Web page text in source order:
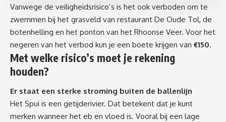
Vanwege de veiligheidsrisico’s is het ook verboden om te
zwemmen bij het grasveld van restaurant De Oude Tol, de
botenhelling en het ponton van het Rhoonse Veer. Voor het
negeren van het verbod kun je een boete krijgen van €150.
Met welke risico’s moet je rekening
houden?
Er staat een sterke stroming buiten de ballenlijn
Het Spui is een getijderivier. Dat betekent dat je kunt
merken wanneer het eb en vloed is. Vooral bij een lage